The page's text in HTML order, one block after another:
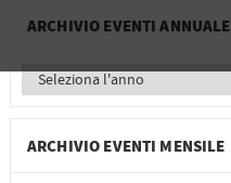
ARCHIVIO EVENTI ANNUALE
ARCHIVIO EVENTI MENSILE